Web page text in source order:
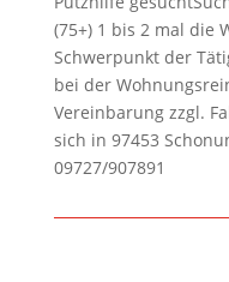
(75+) 1 bis 2 mal die
Schwerpunkt der
bei der
Vereinbarung zzgl.
sich in 97453
09727/907891